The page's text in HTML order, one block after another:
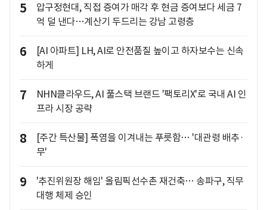
5
압구정현대, 직접 증여가 매각 후 현금 증여보다 세금 7
억 덜 낸다…계산기 두드리는 강남 고령층
6
[AI 아파트] LH, AI로 안전품질 높이고 하자보수는 신속
하게
7
NHN클라우드, AI 풀스택 브랜드 '팩토리X'로 국내 AI 인
프라 시장 공략
8
[주간 특산물] 폭염을 이겨내는 푸릇함… '대관령 배추·
무'
9
'추진위원장 해임' 올림픽선수촌 재건축… 송파구, 직무
대행 체제 승인